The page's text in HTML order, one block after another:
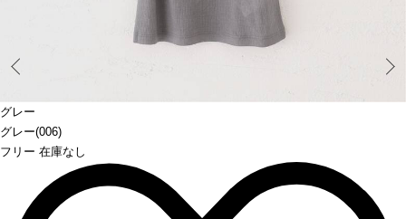
グレー
グレー(006)
フリー 在庫なし